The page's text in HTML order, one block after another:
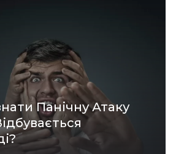
Панічну Атаку